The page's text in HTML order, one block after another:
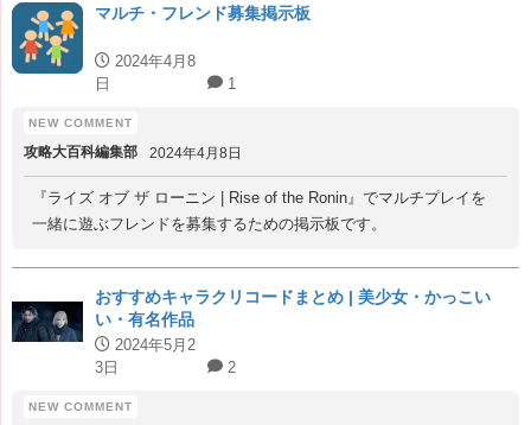
マルチ・フレンド募集掲示板
2024年4月8
日
1
攻略大百科編集部 2024年4月8日
『ライズ オブ ザ ローニン | Rise of the Ronin』でマルチプレイを
一緒に遊ぶフレンドを募集するための掲示板です。
おすすめキャラクリコードまとめ | 美少女・かっこい
い・有名作品
2024年5月2
3日
2